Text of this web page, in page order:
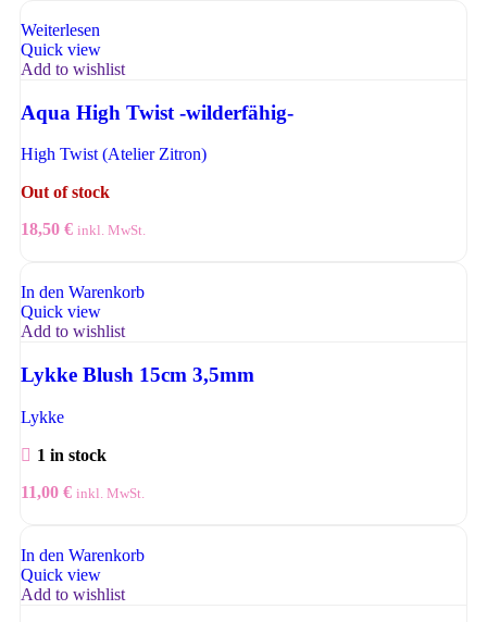
Weiterlesen
Quick view
Add to wishlist
Aqua High Twist -wilderfähig-
High Twist (Atelier Zitron)
Out of stock
18,50 € inkl. MwSt.
In den Warenkorb
Quick view
Add to wishlist
Lykke Blush 15cm 3,5mm
Lykke
1 in stock
11,00 € inkl. MwSt.
In den Warenkorb
Quick view
Add to wishlist